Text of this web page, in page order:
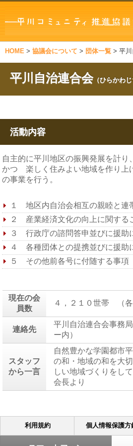
HOME > 協議会について > 団体一覧 > 平
平川自治連合会（ひらかわじ
活動内容
自主的に平川地区の振興発展を計り
かつ 楽しく住みよい地域を作り上
の事業を行う。
１ 地区内自治会相互の親睦と連
２ 産業経済文化の向上に関する
３ 行政庁の諮問答申並びに援助
４ 各種団体との提携並びに援助
５ その他前各号に付随する事項
現在の会
員数
４，２１０世帯 （各
連絡先
平川自治連合会事務
ー内）
スタッフ
から一言
自然豊かな学園都市
の和・地域の和を大
しい地域づくりをし
会長より
利用規約 個人情報保護方